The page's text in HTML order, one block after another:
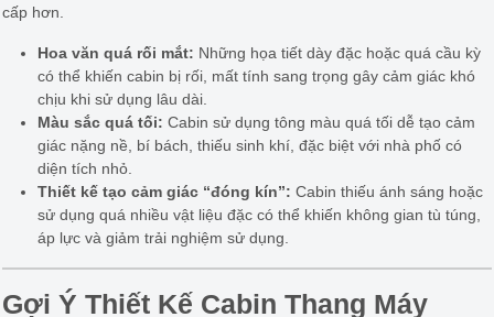
cấp hơn.
Hoa văn quá rối mắt: Những họa tiết dày đặc hoặc quá cầu kỳ
có thể khiến cabin bị rối, mất tính sang trọng gây cảm giác khó
chịu khi sử dụng lâu dài.
Màu sắc quá tối: Cabin sử dụng tông màu quá tối dễ tạo cảm
giác nặng nề, bí bách, thiếu sinh khí, đặc biệt với nhà phố có
diện tích nhỏ.
Thiết kế tạo cảm giác “đóng kín”: Cabin thiếu ánh sáng hoặc
sử dụng quá nhiều vật liệu đặc có thể khiến không gian tù túng,
áp lực và giảm trải nghiệm sử dụng.
Gợi Ý Thiết Kế Cabin Thang Máy